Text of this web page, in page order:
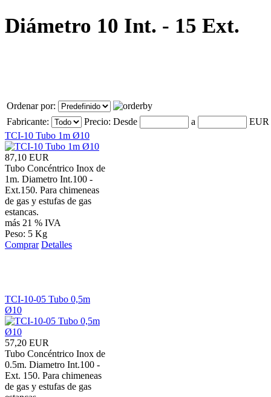
Diámetro 10 Int. - 15 Ext.
Ordenar por:
Fabricante:
Precio: Desde a
EUR
TCI-10 Tubo 1m Ø10
87,10 EUR
Tubo Concéntrico Inox de
1m. Diametro Int.100 -
Ext.150. Para chimeneas
de gas y estufas de gas
estancas.
más 21 % IVA
Peso: 5 Kg
Comprar Detalles
TCI-10-05 Tubo 0,5m
Ø10
57,20 EUR
Tubo Concéntrico Inox de
0.5m. Diametro Int.100 -
Ext. 150. Para chimeneas
de gas y estufas de gas